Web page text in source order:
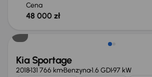
Cena
48 000 zł
Kia Sportage
2018131 766 kmBenzyna1.6 GDI97 kW